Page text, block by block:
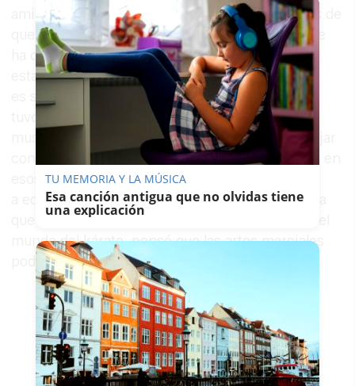
amigos el club Kyushikan, justo un año después de
que naciera su hija Alba, que, sin ella saberlo, se
ha convertido en "una gota de agua en un
estanque". Alba nació con un cromosoma más,
es síndrome de Down, por lo que de pequeñita
tuvo dificultades de psicomotricidad y una
musculatura más endeble. "Empezamos a trabajar
con ella con psicoterapeutas para que mejorara en
esos aspectos". Desde chica estuvo yendo
a equitación terapéuticatica y acuaterapia. Hasta
que su padre, que lleva más de dos décadas en el
mundo del kárate, pensó que las artes marciales
podrían mejorar su movilidad y agilidad.
TU MEMORIA Y LA MÚSICA
Esa canción antigua que no olvidas tiene
una explicación